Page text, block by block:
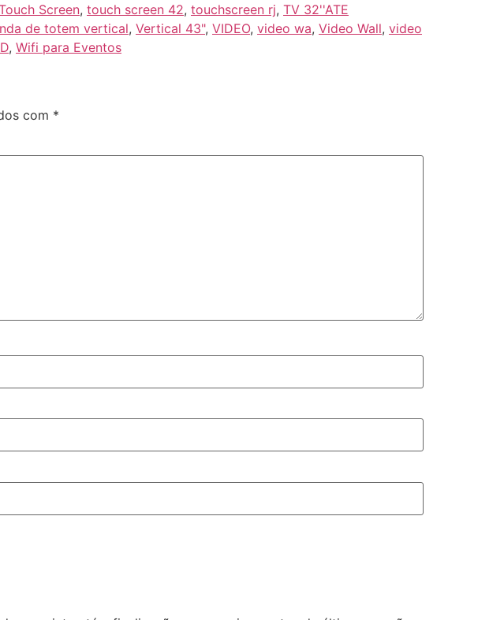
Screen, touch screen 42, touchscreen rj, TV 32''ATE
de totem vertical, Vertical 43", VIDEO, video wa, Video Wall, video
, Wifi para Eventos
com *